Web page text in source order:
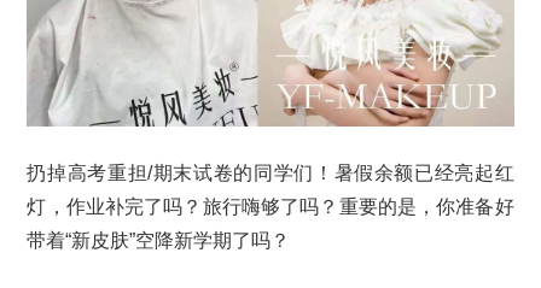
扔掉高考重担/期末试卷的同学们！暑假余额已经亮起红
灯，作业补完了吗？旅行嗨够了吗？重要的是，你准备好
带着“新皮肤”空降新学期了吗？